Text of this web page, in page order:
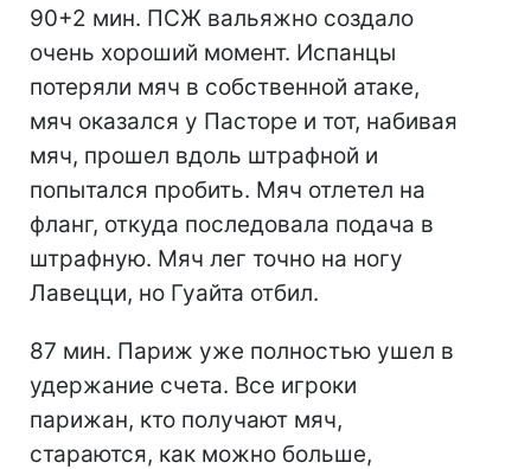
90+2 мин. ПСЖ вальяжно создало
очень хороший момент. Испанцы
потеряли мяч в собственной атаке,
мяч оказался у Пасторе и тот, набивая
мяч, прошел вдоль штрафной и
попытался пробить. Мяч отлетел на
фланг, откуда последовала подача в
штрафную. Мяч лег точно на ногу
Лавецци, но Гуайта отбил.
87 мин. Париж уже полностью ушел в
удержание счета. Все игроки
парижан, кто получают мяч,
стараются, как можно больше,